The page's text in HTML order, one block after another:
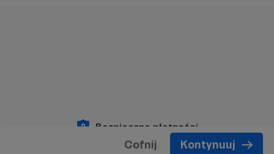
Cofnij Kontynuuj
Bezpieczne płatności